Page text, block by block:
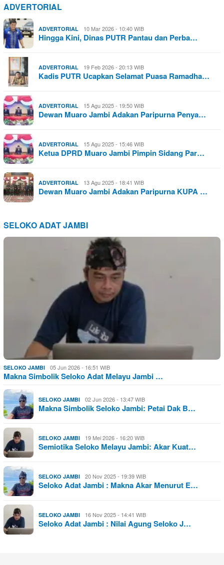
ADVERTORIAL
ADVERTORIAL 10 Mar 2026 - 10:40 WIB
Hingga Kini, Dinas PUTR Pantau dan Perba…
ADVERTORIAL 19 Feb 2026 - 20:13 WIB
Kadis PUTR Ucapkan Selamat Puasa Ramadha…
ADVERTORIAL 15 Agu 2025 - 19:50 WIB
Dewan Muaro Jambi Adakan Paripurna Penya…
ADVERTORIAL 15 Agu 2025 - 15:46 WIB
Ketua DPRD Muaro Jambi Pimpin Sidang Par…
ADVERTORIAL 13 Agu 2025 - 18:41 WIB
Dewan Muaro Jambi Adakan Paripurna KUPA …
SELOKO ADAT JAMBI
SELOKO JAMBI 05 Jun 2026 - 16:51 WIB
Makna Simbolik Seloko Adat Melayu Jambi …
SELOKO JAMBI 02 Jun 2026 - 13:47 WIB
Makna Simbolik Seloko Jambi: Petai Dak B…
SELOKO JAMBI 19 Mei 2026 - 16:20 WIB
Semiotika Seloko Melayu Jambi: Akar Kuat…
SELOKO JAMBI 20 Nov 2025 - 19:39 WIB
Seloko Adat Jambi : Makna Akar Menurut E…
SELOKO JAMBI 16 Nov 2025 - 14:41 WIB
Seloko Adat Jambi : Nilai Agung Seloko J…